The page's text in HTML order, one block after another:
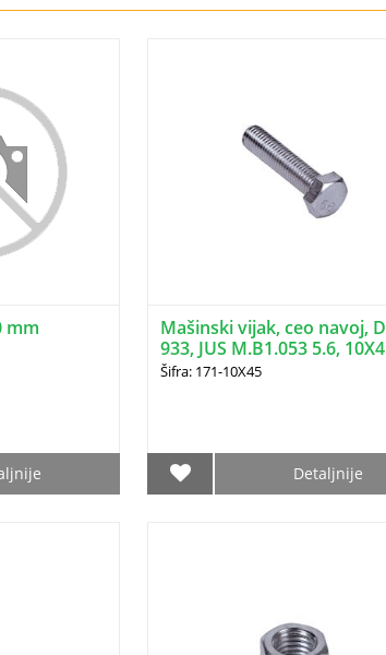
mm
Mašinski vijak, ceo navoj,
933, JUS M.B1.053 5.6,
Šifra: 171-10X45
Detaljnije